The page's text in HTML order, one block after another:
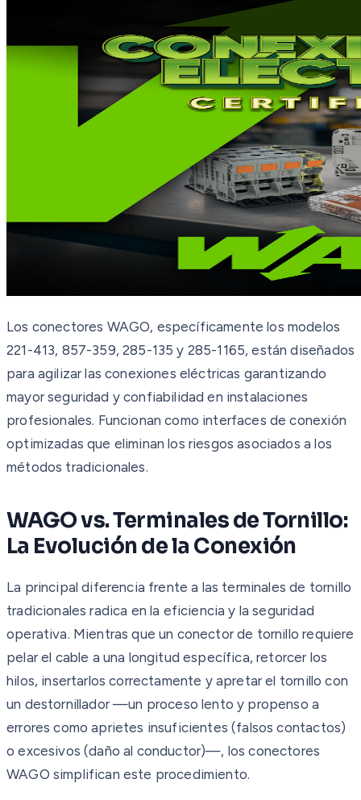
Los conectores WAGO, específicamente los modelos
221-413, 857-359, 285-135 y 285-1165, están diseñados
para agilizar las conexiones eléctricas garantizando
mayor seguridad y confiabilidad en instalaciones
profesionales. Funcionan como interfaces de conexión
optimizadas que eliminan los riesgos asociados a los
métodos tradicionales.
WAGO vs. Terminales de Tornillo:
La Evolución de la Conexión
La principal diferencia frente a las terminales de tornillo
tradicionales radica en la eficiencia y la seguridad
operativa. Mientras que un conector de tornillo requiere
pelar el cable a una longitud específica, retorcer los
hilos, insertarlos correctamente y apretar el tornillo con
un destornillador —un proceso lento y propenso a
errores como aprietes insuficientes (falsos contactos)
o excesivos (daño al conductor)—, los conectores
WAGO simplifican este procedimiento.